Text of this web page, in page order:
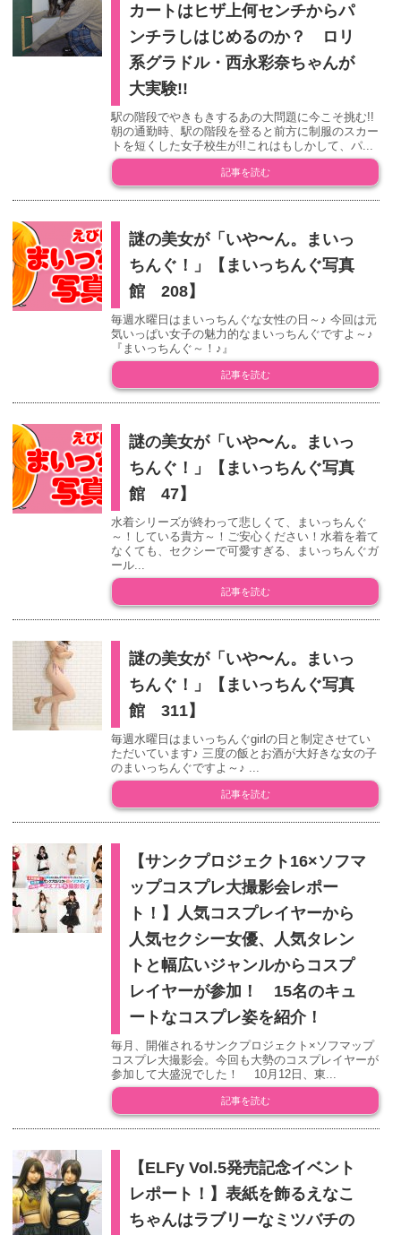
カートはヒザ上何センチからパ
ンチラしはじめるのか？ ロリ
系グラドル・西永彩奈ちゃんが
大実験!!
駅の階段でやきもきするあの大問題に今こそ挑む!!
朝の通勤時、駅の階段を登ると前方に制服のスカー
トを短くした女子校生が!!これはもしかして、パ...
記事を読む
謎の美女が「いや〜ん。まいっ
ちんぐ！」【まいっちんぐ写真
館 208】
毎週水曜日はまいっちんぐな女性の日～♪ 今回は元
気いっぱい女子の魅力的なまいっちんぐですよ～♪
『まいっちんぐ～！♪』
記事を読む
謎の美女が「いや〜ん。まいっ
ちんぐ！」【まいっちんぐ写真
館 47】
水着シリーズが終わって悲しくて、まいっちんぐ
～！している貴方～！ご安心ください！水着を着て
なくても、セクシーで可愛すぎる、まいっちんぐガ
ール...
記事を読む
謎の美女が「いや〜ん。まいっ
ちんぐ！」【まいっちんぐ写真
館 311】
毎週水曜日はまいっちんぐgirlの日と制定させてい
ただいています♪ 三度の飯とお酒が大好きな女の子
のまいっちんぐですよ～♪ ...
記事を読む
【サンクプロジェクト16×ソフマ
ップコスプレ大撮影会レポー
ト！】人気コスプレイヤーから
人気セクシー女優、人気タレン
トと幅広いジャンルからコスプ
レイヤーが参加！ 15名のキュ
ートなコスプレ姿を紹介！
毎月、開催されるサンクプロジェクト×ソフマップ
コスプレ大撮影会。今回も大勢のコスプレイヤーが
参加して大盛況でした！ 10月12日、東...
記事を読む
【ELFy Vol.5発売記念イベント
レポート！】表紙を飾るえなこ
ちゃんはラブリーなミツバチの